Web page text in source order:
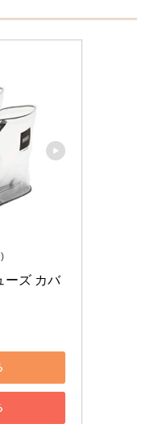
ーズ カバ